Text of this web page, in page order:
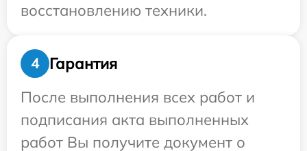
восстановлению техники.
4
Гарантия
После выполнения всех работ и
подписания акта выполненных
работ Вы получите документ о